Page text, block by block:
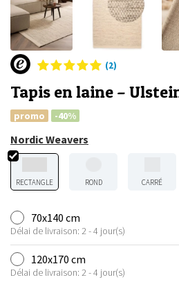
(2)
Tapis en laine –
promo -40%
Nordic Weavers
RECTANGLE ROND CARRÉ
70x140 cm
Délai de livraison: 2 - 4 jour(s)
120x170 cm
Délai de livraison: 2 - 4 jour(s)